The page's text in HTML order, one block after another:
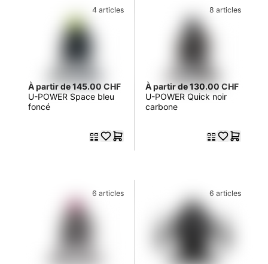
4 articles
À partir de 145.00 CHF
U-POWER Space bleu
foncé
8 articles
À partir de 130.00 CHF
U-POWER Quick noir
carbone
6 articles 6 articles